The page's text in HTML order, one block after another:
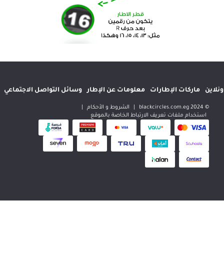
معلومات عن الإطار وسائل التواصل الاجتماعي المواقع الدولية
| الشروط و الأحكام
تعريف الارتباط الخاصة بالموقع